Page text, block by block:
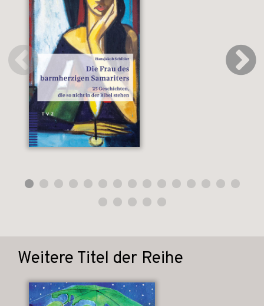
Weitere Titel der Reihe